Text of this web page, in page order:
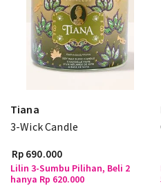
Tiana
3-Wick Candle
Rp 690.000
Lilin 3-Sumbu Pilihan, Beli 2
hanya Rp 620.000